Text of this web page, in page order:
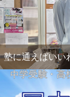
塾に通えばいい